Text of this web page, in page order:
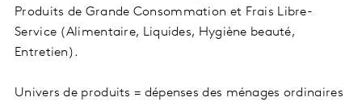
Produits de Grande Consommation et Frais Libre-
Service (Alimentaire, Liquides, Hygiène beauté,
Entretien).
Univers de produits = dépenses des ménages ordinaires